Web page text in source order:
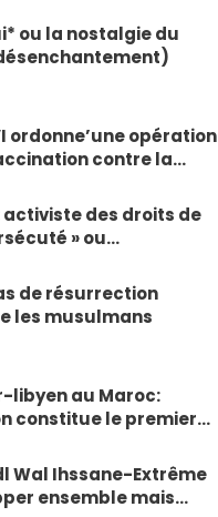
ou la nostalgie du
ordonne’une opération
contre la…
activiste des droits de
» ou…
de résurrection
les musulmans
libyen au Maroc:
constitue le premier…
Wal Ihssane-Extrême
ensemble mais…